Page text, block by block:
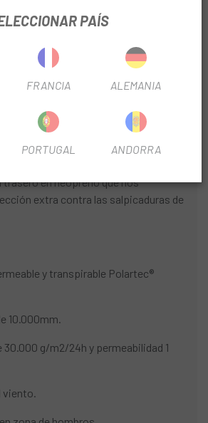
un intercambio de aire dinámico y un
movimiento.
en la zona de los hombros evitan que
gracias a sus tres bolsillos
y con ojales de evacuación de
trasero en neopreno que nos
extra contra las salpicaduras de
y transpirable Polartec®
10.000mm.
30.000 g/m2/24h y permeabilidad 1
viento.
PAÍS
FRANCIA ALEMANIA
PORTUGAL ANDORRA